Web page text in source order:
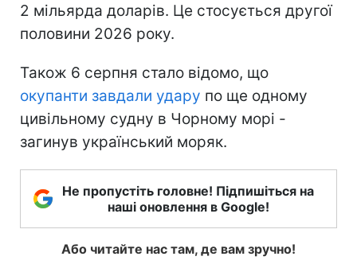
2 мільярда доларів. Це стосується другої
половини 2026 року.
Також 6 серпня стало відомо, що
окупанти завдали удару по ще одному
цивільному судну в Чорному морі -
загинув український моряк.
Не пропустіть головне! Підпишіться на
наші оновлення в Google!
Або читайте нас там, де вам зручно!